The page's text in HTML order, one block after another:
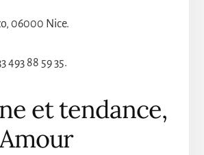
06000 Nice.
493 88 59 35.
et tendance,